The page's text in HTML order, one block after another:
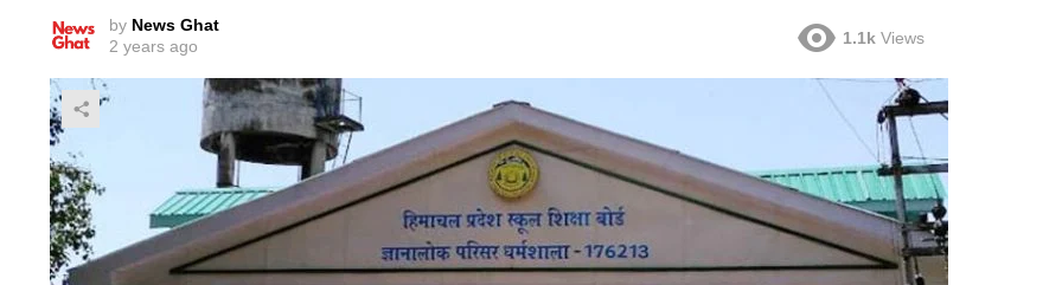
by News Ghat
2 years ago
1.1k Views